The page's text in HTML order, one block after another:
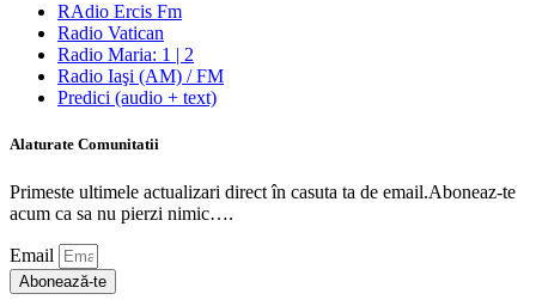
RAdio Ercis Fm
Radio Vatican
Radio Maria: 1 | 2
Radio Iaşi (AM) / FM
Predici (audio + text)
Alaturate Comunitatii
Primeste ultimele actualizari direct în casuta ta de email.Aboneaz-te
acum ca sa nu pierzi nimic….
Email
Abonează-te